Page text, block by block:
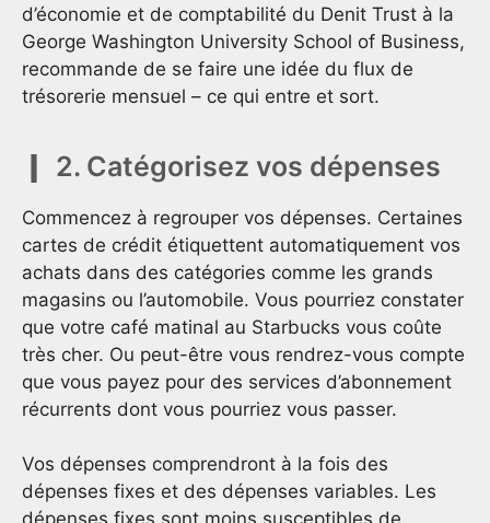
d’économie et de comptabilité du Denit Trust à la
George Washington University School of Business,
recommande de se faire une idée du flux de
trésorerie mensuel – ce qui entre et sort.
2. Catégorisez vos dépenses
Commencez à regrouper vos dépenses. Certaines
cartes de crédit étiquettent automatiquement vos
achats dans des catégories comme les grands
magasins ou l’automobile. Vous pourriez constater
que votre café matinal au Starbucks vous coûte
très cher. Ou peut-être vous rendrez-vous compte
que vous payez pour des services d’abonnement
récurrents dont vous pourriez vous passer.
Vos dépenses comprendront à la fois des
dépenses fixes et des dépenses variables. Les